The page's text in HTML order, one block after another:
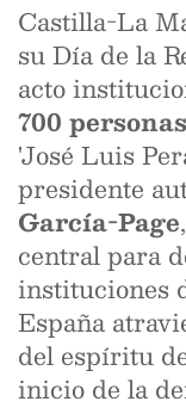
Castilla-La
su Día de la
acto
700 personas
'José Luis
presidente
García-Page
central para
instituciones
España
del espíritu
inicio de la